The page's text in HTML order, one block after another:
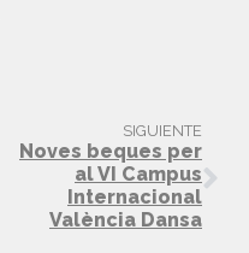
SIGUIENTE
Noves beques per
al VI Campus
Internacional
València Dansa